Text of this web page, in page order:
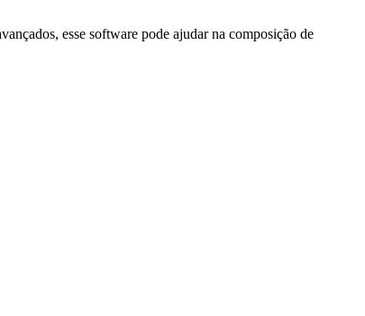
esse software pode ajudar na composição de